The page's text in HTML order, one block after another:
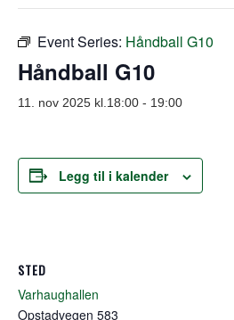
Event Series: Håndball G10
Håndball G10
11. nov 2025 kl.18:00 - 19:00
Legg til i kalender
STED
Varhaughallen
Opstadvegen 583